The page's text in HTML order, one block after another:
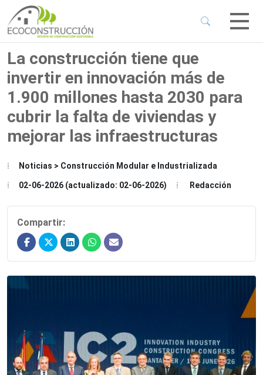
Menu
Menu
Menu
La construcción tiene que
invertir en innovación más de
1.900 millones hasta 2030 para
cubrir la falta de viviendas y
mejorar las infraestructuras
Noticias > Construcción Modular e Industrializada
02-06-2026 (actualizado: 02-06-2026) Redacción
Compartir: